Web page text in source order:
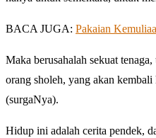
BACA JUGA: Pakaian
Maka berusahalah sekuat
orang sholeh, yang akan kembali
(surgaNya).
Hidup ini adalah cerita pendek,